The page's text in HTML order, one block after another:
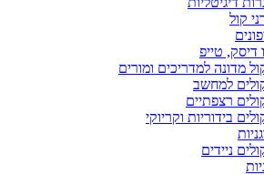
קול
דיסק, טייפ
מדונה למדריכים ומורים
למחשב
רצפתיים
בידוריות וקריוקי
ניידים